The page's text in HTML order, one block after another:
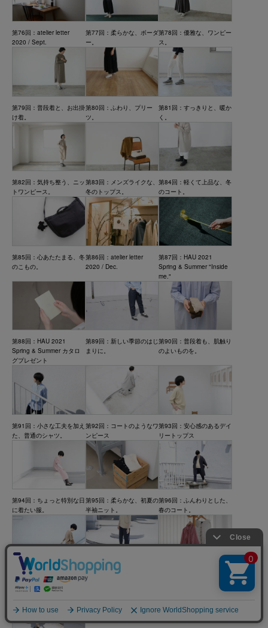
第76回：atelier letter
2020 / Sept.
第77回：柔らかな、ボーダ
ー。
第78回：優雅な、ワンピー
ス。
第79回：普段着と、お出掛
け着。
第80回：ふわり、プリー
ツ。
第81回：すっきりと、暖か
く。
第82回：気持ち整う、ニッ
トワンピース。
第83回：メンズライクな、
冬のトップス。
第84回：軽くて上品な、冬
のコート。
第85回：心あたたまる、冬
のこもの。
第86回：atelier letter
2020 / Dec.
第87回：HAU 2021
Spring & Summer "Inside
me."
第88回：HAU 2021
Spring & Summer カタロ
グプレゼント
第89回：新しい季節のはじ
まりに。
第90回：普段着も、肌触り
のよいものを。
第91回：小さな工夫を加え
た、普通のシャツ。
第92回：コートのようなワ
ンピース
第93回：安心感のあるデイ
リートップス
第94回：ちょっと特別な日
に着たい服。
第95回：柔らかな、初夏の
半袖ニット。
第96回：ふんわりとした、
春のコート。
第97回：さらりと気持ちい
い、洗えるニット。
第98回：自然体な、きれい